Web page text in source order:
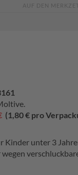
AUF DEN
(1,80 € pro
Kinder unter 3